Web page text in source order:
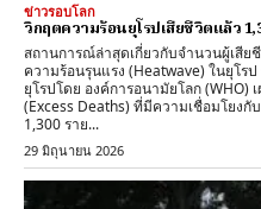
ข่าวรอบโลก
วิกฤตความร้อนยุโรปเสียชีวิตแล้ว
สถานการณ์ล่าสุดเกี่ยวกับจำนวนผู้เสี
ความร้อนรุนแรง (Heatwave) ในยุโรป รายงานล่าสุด ​ยอดผู้เสียชีวิตภาพรวมใน
ยุโรปโดย ​องค์การอนามัยโลก (WHO)
(Excess Deaths) ที่มีความเชื่อมโยง
1,300 ราย...
29 มิถุนายน 2026